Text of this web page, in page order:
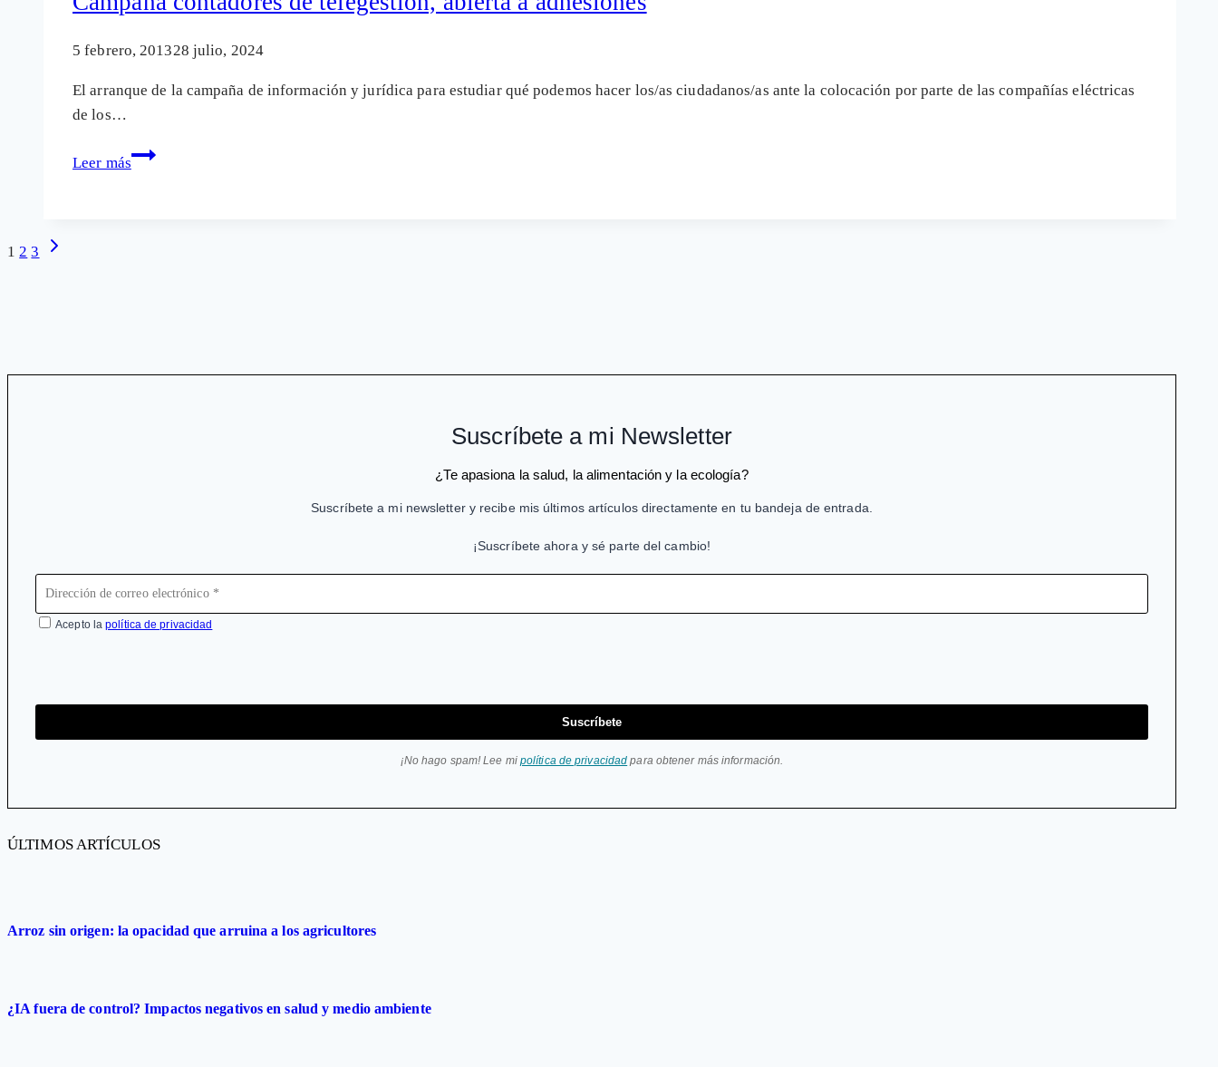
ofrecen
beneficios
usuario
5 febrero, 201328 julio, 2024
El arranque de la campaña de información y jurídica para estudiar qué podemos hacer los/as ciudadanos/as ante la colocación por parte de las compañías eléctricas
de los…
Leer más
Campaña
Navegación
1 2 3
Siguiente
Suscríbete a mi Newsletter
¿Te apasiona la salud, la alimentación y la ecología?
Suscríbete a mi newsletter y recibe mis últimos artículos directamente en tu bandeja de entrada.
¡Suscríbete ahora y sé parte del cambio!
Acepto lapolítica de privacidad
Suscríbete
¡No hago spam! Lee mi política de privacidad para obtener más información.
ÚLTIMOS ARTÍCULOS
Arroz sin origen: la opacidad que arruina a los agricultores
¿IA fuera de control? Impactos negativos en salud y medio ambiente